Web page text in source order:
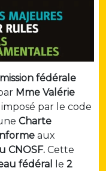
fédérale
Mme Valérie
par le code
Charte
aux
CNOSF. Cette
fédéral le 2